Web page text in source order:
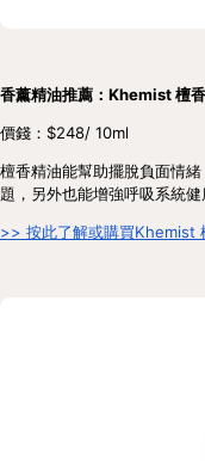
香薰精油推薦：Khemist 檀
價錢：$248/ 10ml
檀香精油能幫助擺脫負面情
題，另外也能增強呼吸系統
>> 按此了解或購買Khemist